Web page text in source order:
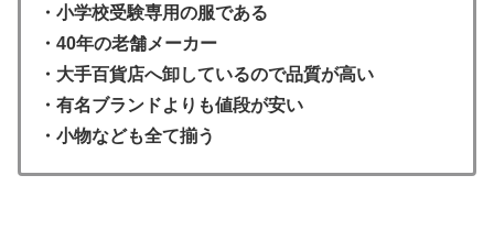
・小学校受験専用の服である
・40年の老舗メーカー
・大手百貨店へ卸しているので品質が高い
・有名ブランドよりも値段が安い
・小物なども全て揃う